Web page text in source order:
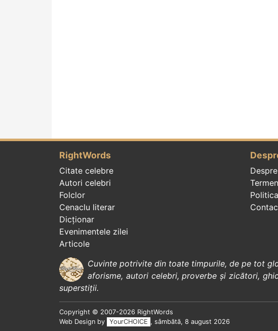
RightWords
Citate celebre
Autori celebri
Folclor
Cenaclu literar
Dicționar
Evenimentele zilei
Articole
Cuvinte potrivite din toate timpurile, de pe tot
aforisme, autori celebri,proverbe și zicători,
superstiții.
Copyright © 2007-2026 RightWords
Web Design by
YourCHOICE , sâmbătă, 8 august 2026